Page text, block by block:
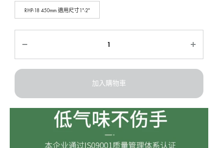
RHP-18 450mm 適用尺寸1″-2″
加入購物車